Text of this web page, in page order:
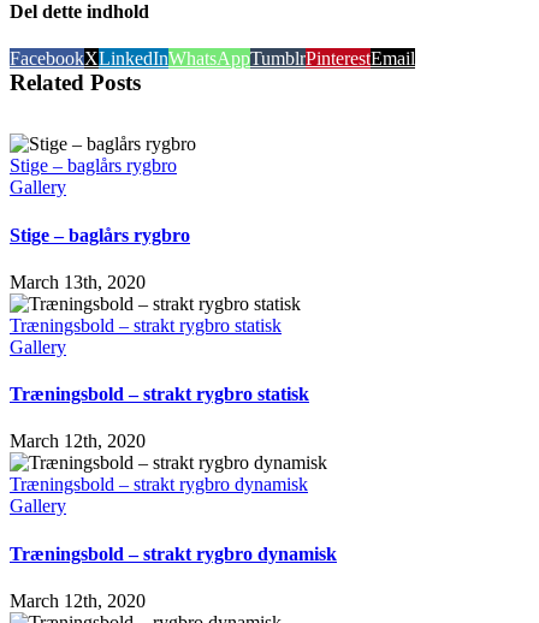
Del dette indhold
FacebookXLinkedInWhatsAppTumblrPinterestEmail
Related Posts
Stige – baglårs rygbro
Gallery
Stige – baglårs rygbro
March 13th, 2020
Træningsbold – strakt rygbro statisk
Gallery
Træningsbold – strakt rygbro statisk
March 12th, 2020
Træningsbold – strakt rygbro dynamisk
Gallery
Træningsbold – strakt rygbro dynamisk
March 12th, 2020